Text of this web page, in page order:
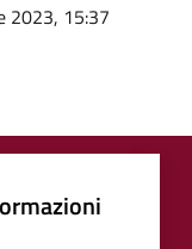
2023, 15:37